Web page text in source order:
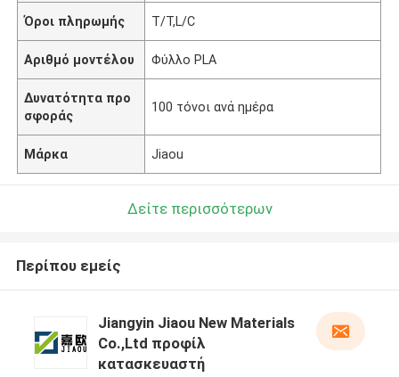
Όροι πληρωμής T/T,L/C
Αριθμό μοντέλου Φύλλο PLA
Δυνατότητα προ
σφοράς
100 τόνοι ανά ημέρα
Μάρκα Jiaou
Δείτε περισσότερων
Περίπου εμείς
Jiangyin Jiaou New Materials
Co.,Ltd προφίλ
κατασκευαστή